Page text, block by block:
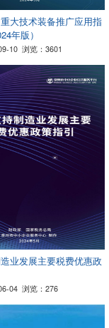
大技术装备推广应用指
年版）
10 浏览：3601
业发展主要税费优惠政
04 浏览：276